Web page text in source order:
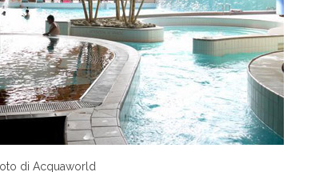
di Acquaworld